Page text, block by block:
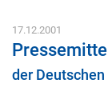
17.12.2001
der